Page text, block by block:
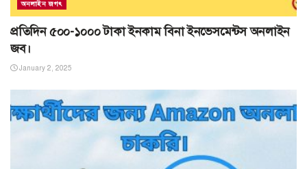
অনলাইন জগৎ
প্রতিদিন ৫০০-১০০০ টাকা ইনকাম বিনা ইনভেসমেন্টস অনলাইন
জব।
January 2, 2025